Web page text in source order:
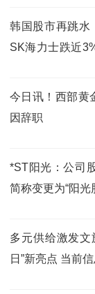
韩国股市再跳水
SK海力士跌近
今日讯！西部黄
因辞职
*ST阳光：公司
简称变更为“阳光
多元供给激发文
日”新亮点 当前信